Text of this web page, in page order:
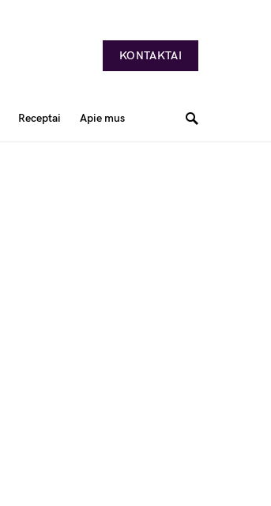
KONTAKTAI
Receptai Apie mus